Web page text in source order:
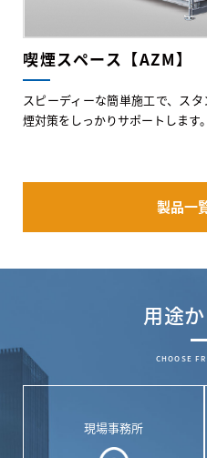
喫煙スペース【AZM】
スピーディーな簡単施工で、ス
煙対策をしっかりサポートします。
製品一
用途
CHOOSE
現場事務所